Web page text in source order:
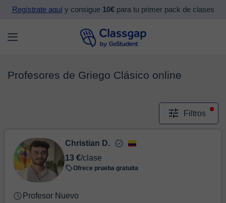
Regístrate aquíy consigue 10€para tu primer pack de clases
Profesores de Griego Clásico online
Filtros
Christian D.
13 €/clase
Ofrece prueba gratuita
Profesor Nuevo